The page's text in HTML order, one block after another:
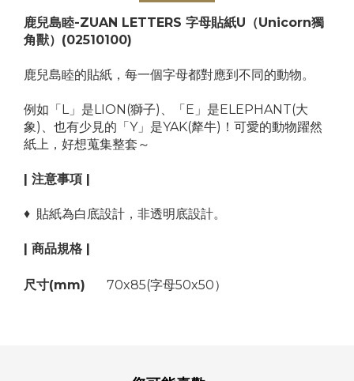
鹿兒島睦-ZUAN LETTERS 字母貼紙U（Unicorn獨
角獸）(02510100)
鹿兒島睦的貼紙，每一個字母都對應到不同的動物。
例如「L」是LION(獅子)、「E」是ELEPHANT(大
象)、也有少見的「Y」是YAK(犛牛)！可愛的動物躍然
紙上，好想蒐集整套～
| 注意事項 |
♦ 貼紙為白底設計，非透明底設計。
| 商品規格 |
尺寸(mm) 70x85(字母50x50）